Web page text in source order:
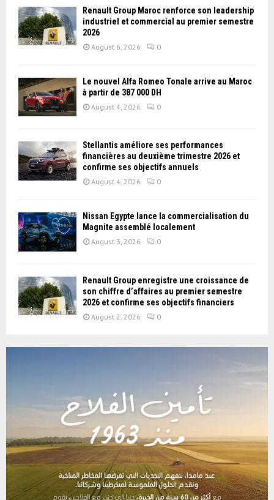
Renault Group Maroc renforce son leadership
industriel et commercial au premier semestre
2026
August 6, 2026 0
Le nouvel Alfa Romeo Tonale arrive au Maroc
à partir de 387 000 DH
August 4, 2026 0
Stellantis améliore ses performances
financières au deuxième trimestre 2026 et
confirme ses objectifs annuels
August 4, 2026 0
Nissan Égypte lance la commercialisation du
Magnite assemblé localement
August 3, 2026 0
Renault Group enregistre une croissance de
son chiffre d’affaires au premier semestre
2026 et confirme ses objectifs financiers
August 2, 2026 0